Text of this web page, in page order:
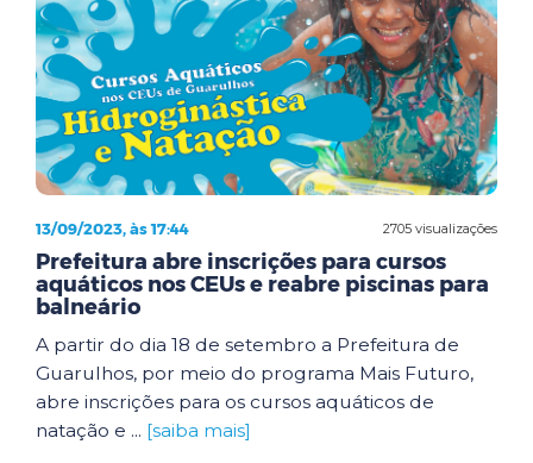
2705 visualizações
13/09/2023, às 17:44
Prefeitura abre inscrições para cursos
aquáticos nos CEUs e reabre piscinas para
balneário
A partir do dia 18 de setembro a Prefeitura de
Guarulhos, por meio do programa Mais Futuro,
abre inscrições para os cursos aquáticos de
natação e ... [saiba mais]